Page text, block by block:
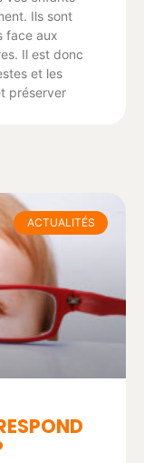
Ils sont
face aux
Il est donc
et les
préserver
ACTUALITÉS